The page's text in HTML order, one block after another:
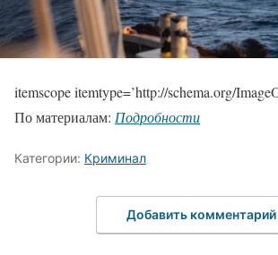
itemscope itemtype=’http://schema.org/
По материалам: Подробности
Категории: Криминал
Добавить комментарий